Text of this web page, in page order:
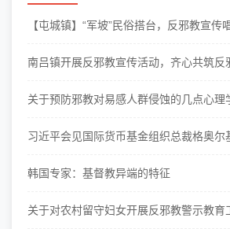
【屯城镇】“军坡”民俗搭台，反邪教宣传
南吕镇开展反邪教宣传活动，齐心共筑反
关于预防邪教对易感人群侵蚀的几点心理
习近平会见国际货币基金组织总裁格奥尔
韩国专家：基督教异端的特征
关于对农村留守妇女开展反邪教警示教育